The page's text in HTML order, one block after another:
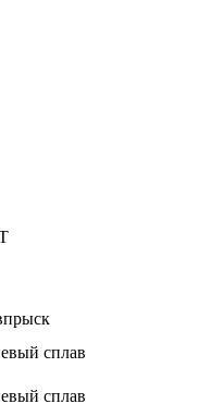
сплав
сплав